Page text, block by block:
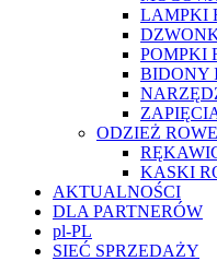
LAMPKI
POMPKI
BIDONY
ODZIEŻ
KASKI
AKTUALNOŚCI
DLA PARTNERÓW
pl-PL
SIEĆ SPRZEDAŻY